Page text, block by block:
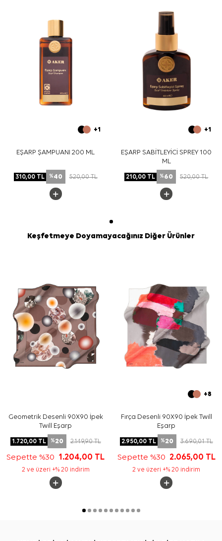
izleyiniz. İpek ve hassas eşarplarda etiket talimatı
Aker İpek Eşarp
Şampuanıkullanabilirsiniz.
Sıkça Sorulan Sorular
Fuşya İpek Tivil Kare Fırça Desenli Eşarp ölçüsü nedir?
Bu eşarp hangi kumaş kalitesindedir?
Fuşya ipek tivil eşarp hangi renklerle kombinlenir?
Desen görünümü nasıldır?
+1
EŞARP ŞAMPUANI 200 ML
310,00TL %40 520,00TL
+1
EŞARP SABİTLEYİCİ SPREY 100
ML
210,00 TL %60 520,00TL
Keşfetmeye Doyamayacağınız Diğer Ürünler
Geometrik Desenli 90X90 İpek
Twill Eşarp
1.720,00TL %20 2.149,90TL
Sepette %30 1.204,00 TL
2 ve üzeri +% 20 indirim
+8
Fırça Desenli 90X90 İpek Twill
Eşarp
2.950,00TL %20 3.690,01TL
Sepette %30 2.065,00 TL
2 ve üzeri +% 20 indirim